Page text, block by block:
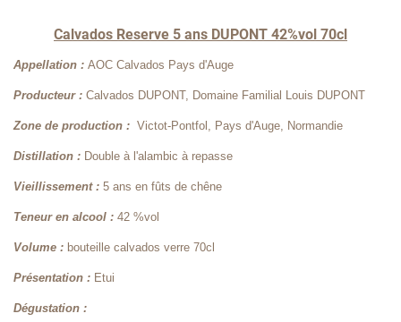
Calvados Reserve 5 ans DUPONT 42%vol 70cl
Appellation : AOC Calvados Pays d'Auge
Producteur : Calvados DUPONT, Domaine Familial Louis DUPONT
Zone de production : Victot-Pontfol, Pays d'Auge, Normandie
Distillation : Double à l'alambic à repasse
Vieillissement : 5 ans en fûts de chêne
Teneur en alcool : 42 %vol
Volume : bouteille calvados verre 70cl
Présentation : Etui
Dégustation :